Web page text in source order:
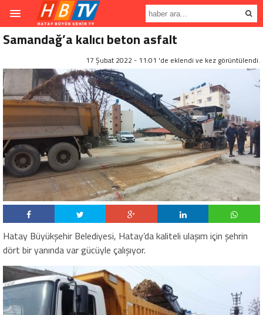
Samandağ’a kalıcı beton asfalt
17 Şubat 2022 - 11:01 'de eklendi ve kez görüntülendi.
Hatay Büyükşehir Belediyesi, Hatay’da kaliteli ulaşım için şehrin
dört bir yanında var gücüyle çalışıyor.